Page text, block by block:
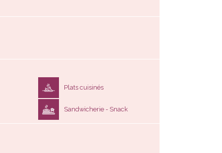
Plats cuisinés
Sandwicherie - Snack